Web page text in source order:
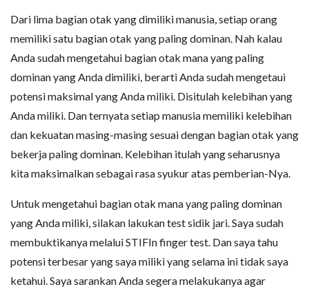
Dari lima bagian otak yang dimiliki manusia, setiap orang
memiliki satu bagian otak yang paling dominan. Nah kalau
Anda sudah mengetahui bagian otak mana yang paling
dominan yang Anda dimiliki, berarti Anda sudah mengetaui
potensi maksimal yang Anda miliki. Disitulah kelebihan yang
Anda miliki. Dan ternyata setiap manusia memiliki kelebihan
dan kekuatan masing-masing sesuai dengan bagian otak yang
bekerja paling dominan. Kelebihan itulah yang seharusnya
kita maksimalkan sebagai rasa syukur atas pemberian-Nya.
Untuk mengetahui bagian otak mana yang paling dominan
yang Anda miliki, silakan lakukan test sidik jari. Saya sudah
membuktikanya melalui STIFIn finger test. Dan saya tahu
potensi terbesar yang saya miliki yang selama ini tidak saya
ketahui. Saya sarankan Anda segera melakukanya agar